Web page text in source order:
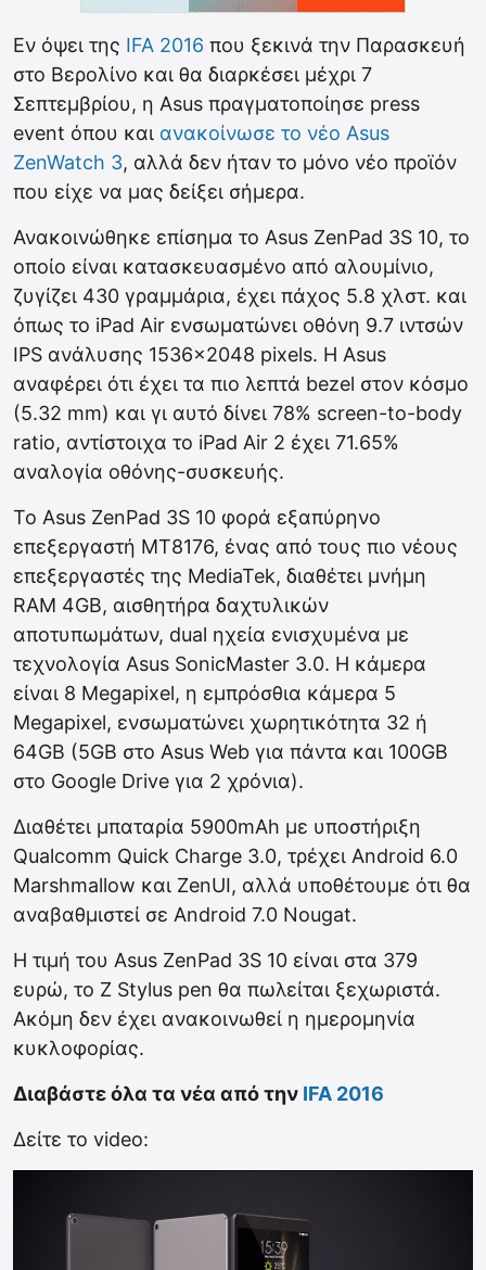
Εν όψει της IFA 2016 που ξεκινά την Παρασκευή
στο Βερολίνο και θα διαρκέσει μέχρι 7
Σεπτεμβρίου, η Asus πραγματοποίησε press
event όπου και ανακοίνωσε το νέο Asus
ZenWatch 3, αλλά δεν ήταν το μόνο νέο προϊόν
που είχε να μας δείξει σήμερα.
Ανακοινώθηκε επίσημα το Asus ZenPad 3S 10, το
οποίο είναι κατασκευασμένο από αλουμίνιο,
ζυγίζει 430 γραμμάρια, έχει πάχος 5.8 χλστ. και
όπως το iPad Air ενσωματώνει οθόνη 9.7 ιντσών
IPS ανάλυσης 1536×2048 pixels. Η Asus
αναφέρει ότι έχει τα πιο λεπτά bezel στον κόσμο
(5.32 mm) και γι αυτό δίνει 78% screen-to-body
ratio, αντίστοιχα το iPad Air 2 έχει 71.65%
αναλογία οθόνης-συσκευής.
Το Asus ZenPad 3S 10 φορά εξαπύρηνο
επεξεργαστή MT8176, ένας από τους πιο νέους
επεξεργαστές της MediaTek, διαθέτει μνήμη
RAM 4GB, αισθητήρα δαχτυλικών
αποτυπωμάτων, dual ηχεία ενισχυμένα με
τεχνολογία Asus SonicMaster 3.0. Η κάμερα
είναι 8 Megapixel, η εμπρόσθια κάμερα 5
Megapixel, ενσωματώνει χωρητικότητα 32 ή
64GB (5GB στο Asus Web για πάντα και 100GB
στο Google Drive για 2 χρόνια).
Διαθέτει μπαταρία 5900mAh με υποστήριξη
Qualcomm Quick Charge 3.0, τρέχει Android 6.0
Marshmallow και ZenUI, αλλά υποθέτουμε ότι θα
αναβαθμιστεί σε Android 7.0 Nougat.
Η τιμή του Asus ZenPad 3S 10 είναι στα 379
ευρώ, το Z Stylus pen θα πωλείται ξεχωριστά.
Ακόμη δεν έχει ανακοινωθεί η ημερομηνία
κυκλοφορίας.
Διαβάστε όλα τα νέα από την IFA 2016
Δείτε το video: